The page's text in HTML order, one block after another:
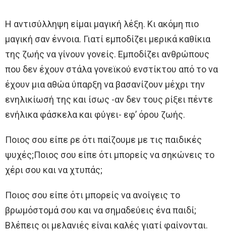
Η αντισύλληψη είμαι μαγική λέξη. Κι ακόμη πιο
μαγική σαν έννοια. Γιατί εμποδίζει μερικά καθίκια
της ζωής να γίνουν γονείς. Εμποδίζει ανθρώπους
που δεν έχουν στάλα γονεϊκού ενστίκτου από το να
έχουν μια αθώα ύπαρξη να βασανίζουν μέχρι την
ενηλικίωσή της και ίσως -αν δεν τους ρίξει πέντε
ενήλικα φάσκελα και φύγει- εφ’ όρου ζωής.
Ποιος σου είπε ρε ότι παίζουμε με τις παιδικές
ψυχές;Ποιος σου είπε ότι μπορείς να σηκώνεις το
χέρι σου και να χτυπάς;
Ποιος σου είπε ότι μπορείς να ανοίγεις το
βρωμόστομά σου και να σημαδεύεις ένα παιδί;
Βλέπεις οι μελανιές είναι καλές γιατί φαίνονται.